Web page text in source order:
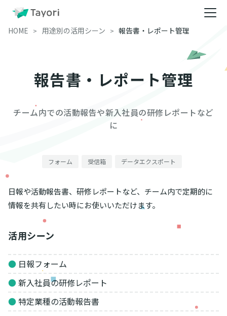
HOME 用途別の活用シーン 報告書・レポート管理
報告書・レポート管理
チーム内での活動報告や新入社員の研修レポートなど
に
フォーム 受信箱 データエクスポート
日報や活動報告書、研修レポートなど、チーム内で定期的に
情報を共有したい時にお使いいただけます。
活用シーン
● 日報フォーム
●新入社員の研修レポート
● 特定業種の活動報告書